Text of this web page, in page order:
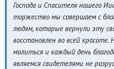
Господа и Спасителя нашего
торжество мы совершаем с
людям, которые вернули эту
восстановлен во всей
молиться и каждый день
являемся свидетелями не